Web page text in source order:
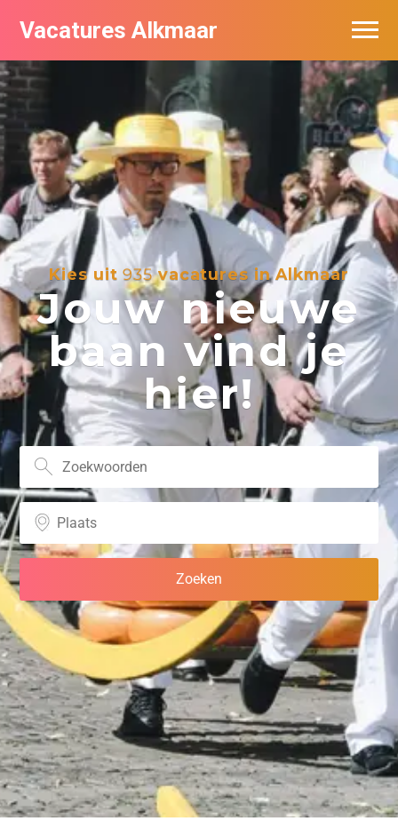
Vacatures Alkmaar
Kies uit935vacatures in Alkmaar
Jouw nieuwe
baan vind je
hier!
Vacatures per bedrijf
Nieuwsbrief feed